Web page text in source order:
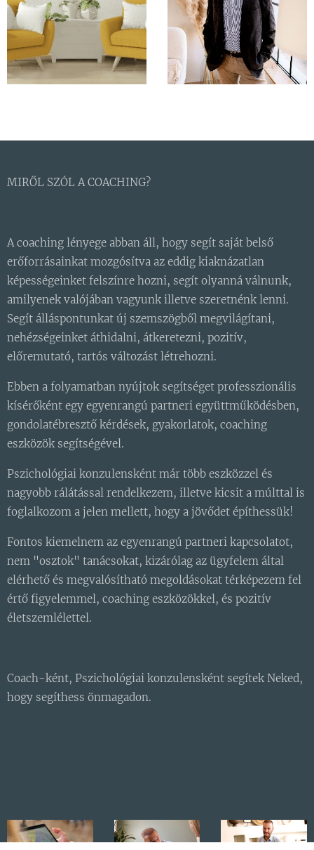
MIRŐL SZÓL A COACHING?
A coaching lényege abban áll, hogy segít saját belső
erőforrásainkat mozgósítva az eddig kiaknázatlan
képességeinket felszínre hozni, segít olyanná válnunk,
amilyenek valójában vagyunk illetve szeretnénk lenni.
Segít álláspontunkat új szemszögből megvilágítani,
nehézségeinket áthidalni, átkeretezni, pozitív,
előremutató, tartós változást létrehozni.
Ebben a folyamatban nyújtok segítséget professzionális
kísérőként egy egyenrangú partneri együttműködésben,
gondolatébresztő kérdések, gyakorlatok, coaching
eszközök segítségével.
Pszichológiai konzulensként már több eszközzel és
nagyobb rálátással rendelkezem, illetve kicsit a múlttal is
foglalkozom a jelen mellett, hogy a jövődet építhessük!
Fontos kiemelnem az egyenrangú partneri kapcsolatot,
nem "osztok" tanácsokat, kizárólag az ügyfelem által
elérhető és megvalósítható megoldásokat térképezem fel
értő figyelemmel, coaching eszközökkel, és pozitív
életszemlélettel.
Coach-ként, Pszichológiai konzulensként segítek Neked,
hogy segíthess önmagadon.